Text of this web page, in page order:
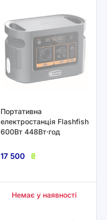
Портативна
електростанція Flashfish
600Вт 448Вт·год
17 500 ₴
Немає у наявності